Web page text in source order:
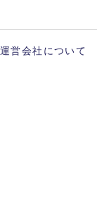
運営会社について